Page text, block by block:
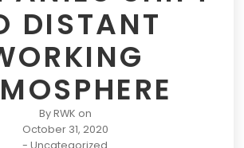
DISTANT
ByRWK on
October 31, 2020
-Uncategorized